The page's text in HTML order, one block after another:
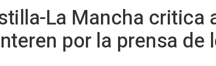
La Mancha critica
por la prensa de